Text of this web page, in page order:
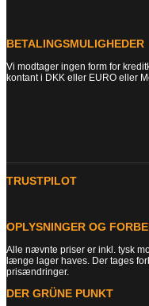
BETALINGSMULIGHEDER
Vi modtager ingen form for
kontant i DKK eller EURO eller
TRUSTPILOT
OPLYSNINGER OG
Alle nævnte priser er inkl. tysk
længe lager haves. Der tages
prisændringer.
DER GRÜNE PUNKT